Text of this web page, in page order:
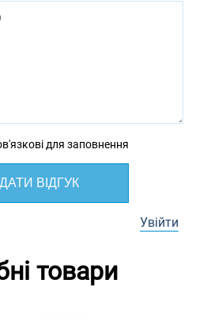
для заповнення
ВІДГУК
Увійти
товари